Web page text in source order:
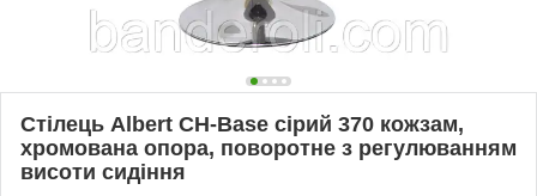
Стілець Albert CH-Base сірий 370 кожзам,
хромована опора, поворотне з регулюванням
висоти сидіння